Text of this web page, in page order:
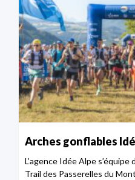
Arches gonflables
L’agence Idée Alpe
Trail des Passerelles du